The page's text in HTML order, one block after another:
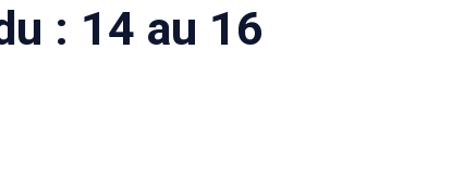
: 14 au 16